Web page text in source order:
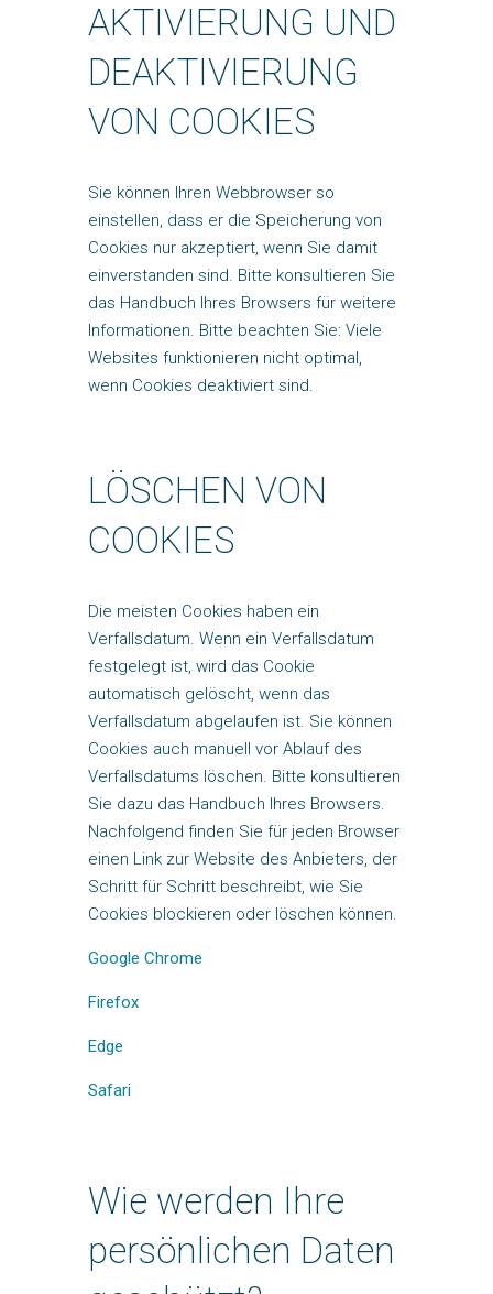
AKTIVIERUNG UND
DEAKTIVIERUNG
VON COOKIES
Sie können Ihren Webbrowser so
einstellen, dass er die Speicherung von
Cookies nur akzeptiert, wenn Sie damit
einverstanden sind. Bitte konsultieren Sie
das Handbuch Ihres Browsers für weitere
Informationen. Bitte beachten Sie: Viele
Websites funktionieren nicht optimal,
wenn Cookies deaktiviert sind.
LÖSCHEN VON
COOKIES
Die meisten Cookies haben ein
Verfallsdatum. Wenn ein Verfallsdatum
festgelegt ist, wird das Cookie
automatisch gelöscht, wenn das
Verfallsdatum abgelaufen ist. Sie können
Cookies auch manuell vor Ablauf des
Verfallsdatums löschen. Bitte konsultieren
Sie dazu das Handbuch Ihres Browsers.
Nachfolgend finden Sie für jeden Browser
einen Link zur Website des Anbieters, der
Schritt für Schritt beschreibt, wie Sie
Cookies blockieren oder löschen können.
Google Chrome
Firefox
Edge
Safari
Wie werden Ihre
persönlichen Daten